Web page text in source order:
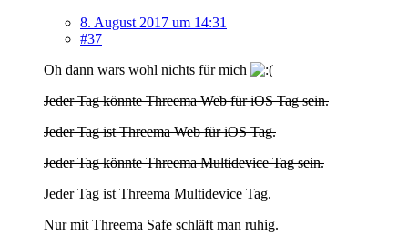
8. August 2017 um 14:31
#37
Oh dann wars wohl nichts für mich
Jeder Tag könnte Threema Web für iOS Tag sein.
Jeder Tag ist Threema Web für iOS Tag.
Jeder Tag könnte Threema Multidevice Tag sein.
Jeder Tag ist Threema Multidevice Tag.
Nur mit Threema Safe schläft man ruhig.